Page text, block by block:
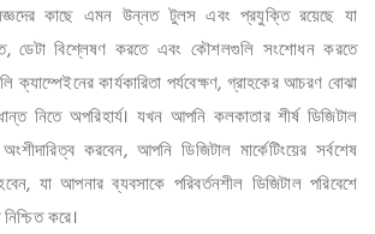
কাছে এমন উন্নত টুলস এবং প্রযুক্তি রয়েছে যা
ডেটা বিশ্লেষণ করতে এবং কৌশলগুলি সংশোধন করতে
কার্যকারিতা পর্যবেক্ষণ, গ্রাহকের আচরণ বোঝা
নিতে অপরিহার্য। যখন আপনি কলকাতার শীর্ষ ডিজিটাল
অংশীদারিত্ব করবেন, আপনি ডিজিটাল মার্কেটিংয়ের সর্বশেষ
যা আপনার ব্যবসাকে পরিবর্তনশীল ডিজিটাল পরিবেশে
করে।